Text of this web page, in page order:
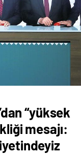
“yüksek
mesajı: